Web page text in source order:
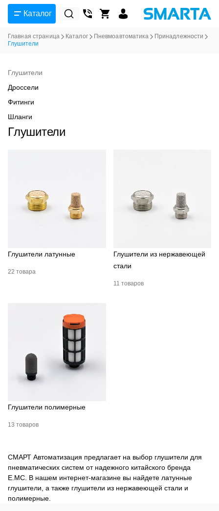
Каталог
Главная страница Каталог Пневмоавтоматика
Принадлежности
Глушители
Глушители
Дроссели
Фитинги
Шланги
Глушители
Глушители латунные
22 товара
Глушители из нержавеющей
стали
11 товаров
Глушители полимерные
13 товаров
СМАРТ Автоматизация предлагает на выбор глушители для
пневматических систем от надежного китайского бренда
E.MC. В нашем интернет-магазине вы найдете латунные
глушители, а также глушители из нержавеющей стали и
полимерные.